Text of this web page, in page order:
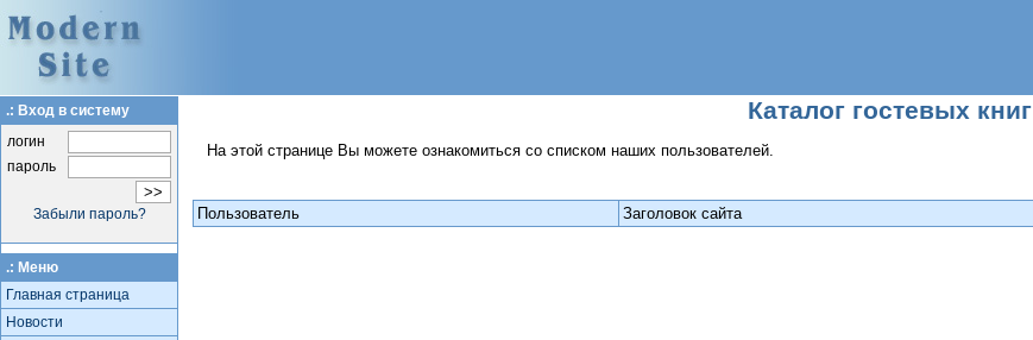
Каталог гостевых книг
На этой странице Вы можете ознакомиться со списком наших пользователей.
Пользователь Заголовок сайта
.: Вход в систему
логин
пароль
Забыли пароль?
.: Меню
Главная страница
Новости